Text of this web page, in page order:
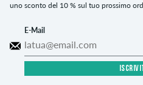
uno sconto del 10 % sul tuo prossimo
E-Mail